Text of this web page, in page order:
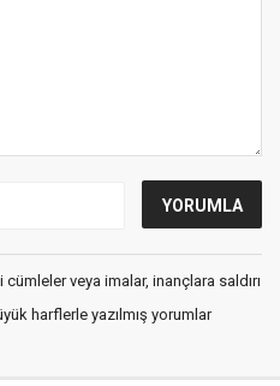
veya imalar, inançlara saldırı
harflerle yazılmış yorumlar